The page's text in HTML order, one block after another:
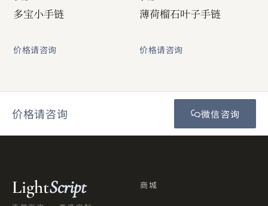
多宝小手链
价格请咨询
薄荷榴石叶子手链
价格请咨询
价格请咨询 微信咨询
LightScript 商城